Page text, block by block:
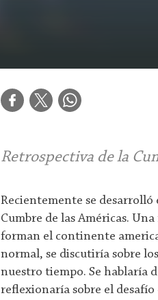
Retrospectiva de la
Recientemente se desarrolló
Cumbre de las Américas.
forman el continente
normal, se discutiría sobre
nuestro tiempo. Se hablaría
reflexionaría sobre el